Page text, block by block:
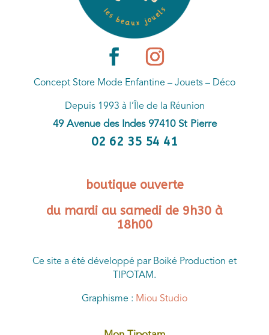
Concept Store Mode Enfantine – Jouets – Déco
Depuis 1993 à l’Île de la Réunion
49 Avenue des Indes 97410 St Pierre
02 62 35 54 41
boutique ouverte
du mardi au samedi de 9h30 à
18h00
Ce site a été développé par Boiké Production et
TIPOTAM.
Graphisme : Miou Studio